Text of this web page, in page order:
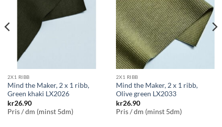
2X1 RIBB
Mind the Maker, 2 x 1 ribb,
Green khaki LX2026
kr26.90
Pris / dm (minst 5dm)
2X1 RIBB
Mind the Maker, 2 x 1 ribb,
Olive green LX2033
kr26.90
Pris / dm (minst 5dm)